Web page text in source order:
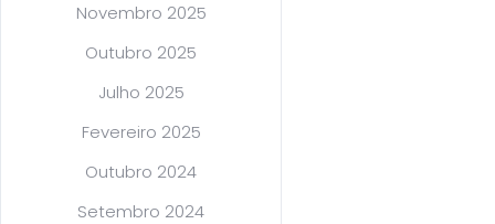
Novembro 2025
Outubro 2025
Julho 2025
Fevereiro 2025
Outubro 2024
Setembro 2024